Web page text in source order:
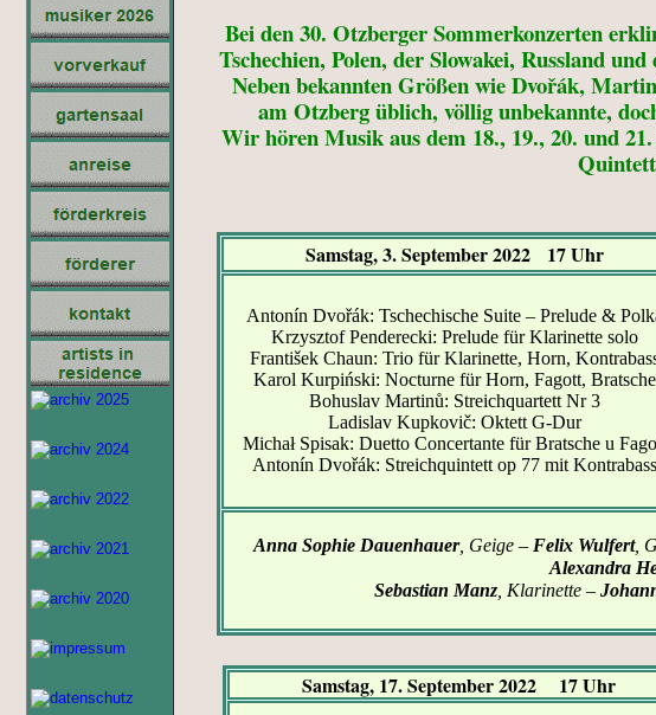
Bei den 30. Otzberger Sommerkonzerten
Tschechien, Polen, der Slowakei, Russland
Neben bekannten Größen wie Dvořák,
am Otzberg üblich, völlig unbekannte,
Wir hören Musik aus dem 18., 19., 20. und
Samstag, 3. September 2022 17 Uhr
Antonín Dvořák: Tschechische Suite – Prelude &
Krzysztof Penderecki: Prelude für Klarinette solo
František Chaun: Trio für Klarinette, Horn,
Karol Kurpiński: Nocturne für Horn, Fagott, Bratsche
Bohuslav Martinů: Streichquartett Nr 3
Ladislav Kupkovič: Oktett G-Dur
Michał Spisak: Duetto Concertante für Bratsche u
Antonín Dvořák: Streichquintett op 77 mit Kontrabass
Anna Sophie Dauenhauer, Geige– Felix Wulfert,
Alexandra
Sebastian Manz, Klarinette –
Samstag, 17. September 2022 17 Uhr